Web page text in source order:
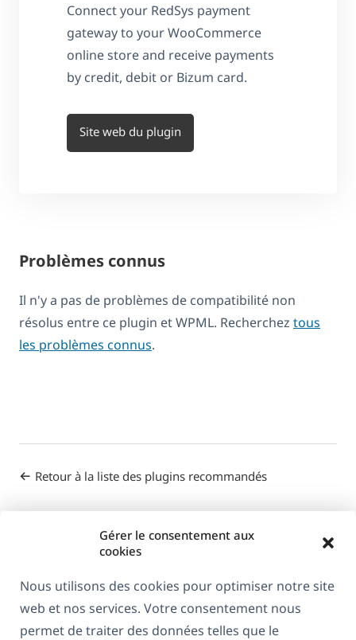
Gérer le consentement aux
cookies
Nous utilisons des cookies pour optimiser notre site
web et nos services. Votre consentement nous
permet de traiter des données telles que le
Connect your RedSys payment
gateway to your WooCommerce
online store and receive payments
by credit, debit or Bizum card.
Site web du plugin
Problèmes connus
Il n'y a pas de problèmes de compatibilité non
résolus entre ce plugin et WPML. Recherchez tous
les problèmes connus.
Retour à la liste des plugins recommandés